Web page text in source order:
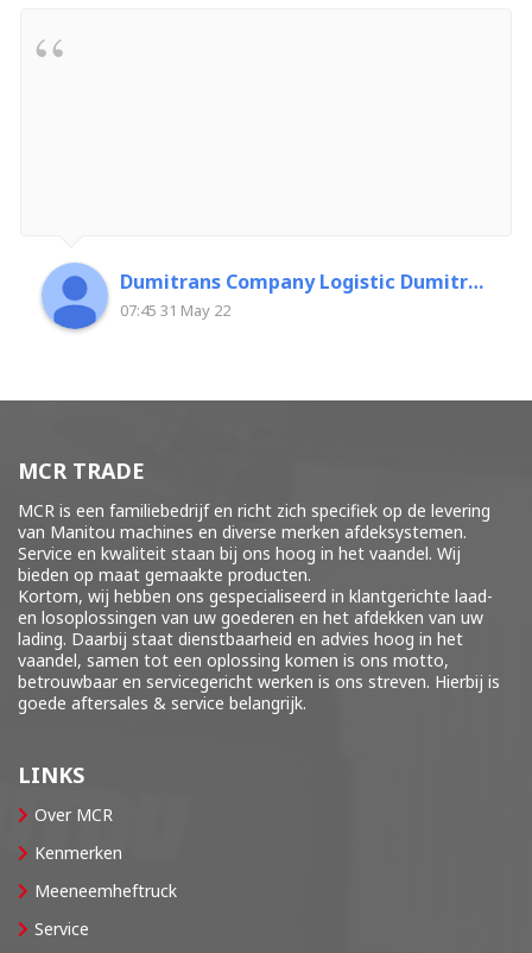
Dumitrans Company Logistic Dumitrascu Florin
07:45 31 May 22
MCR TRADE
MCR is een familiebedrijf en richt zich specifiek op de levering
van Manitou machines en diverse merken afdeksystemen.
Service en kwaliteit staan bij ons hoog in het vaandel. Wij
bieden op maat gemaakte producten.
Kortom, wij hebben ons gespecialiseerd in klantgerichte laad-
en losoplossingen van uw goederen en het afdekken van uw
lading. Daarbij staat dienstbaarheid en advies hoog in het
vaandel, samen tot een oplossing komen is ons motto,
betrouwbaar en servicegericht werken is ons streven. Hierbij is
goede aftersales & service belangrijk.
LINKS
Over MCR
Kenmerken
Meeneemheftruck
Service